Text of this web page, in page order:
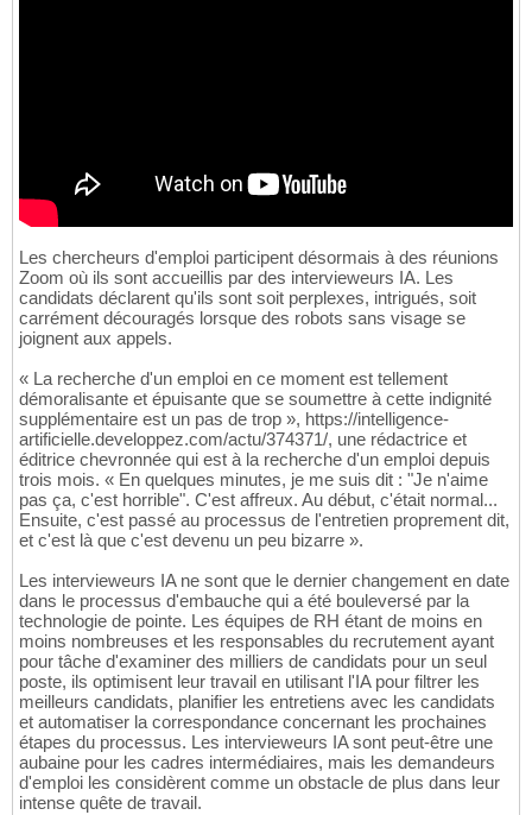
Les chercheurs d'emploi participent désormais à des réunions
Zoom où ils sont accueillis par des intervieweurs IA. Les
candidats déclarent qu'ils sont soit perplexes, intrigués, soit
carrément découragés lorsque des robots sans visage se
joignent aux appels.
« La recherche d'un emploi en ce moment est tellement
démoralisante et épuisante que se soumettre à cette indignité
supplémentaire est un pas de trop », https://intelligence-
artificielle.developpez.com/actu/374371/, une rédactrice et
éditrice chevronnée qui est à la recherche d'un emploi depuis
trois mois. « En quelques minutes, je me suis dit : "Je n'aime
pas ça, c'est horrible". C'est affreux. Au début, c'était normal...
Ensuite, c'est passé au processus de l'entretien proprement dit,
et c'est là que c'est devenu un peu bizarre ».
Les intervieweurs IA ne sont que le dernier changement en date
dans le processus d'embauche qui a été bouleversé par la
technologie de pointe. Les équipes de RH étant de moins en
moins nombreuses et les responsables du recrutement ayant
pour tâche d'examiner des milliers de candidats pour un seul
poste, ils optimisent leur travail en utilisant l'IA pour filtrer les
meilleurs candidats, planifier les entretiens avec les candidats
et automatiser la correspondance concernant les prochaines
étapes du processus. Les intervieweurs IA sont peut-être une
aubaine pour les cadres intermédiaires, mais les demandeurs
d'emploi les considèrent comme un obstacle de plus dans leur
intense quête de travail.